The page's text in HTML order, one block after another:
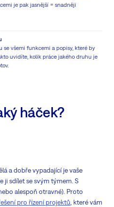
je pak jasnější = snadněji
se všemi funkcemi a popisy, které by
uvidíte, kolik práce jakého druhu je
háček?
a dobře vypadající je vaše
ji sdílet se svým týmem. S
alespoň otravné). Proto
pro řízení projektů, které vám